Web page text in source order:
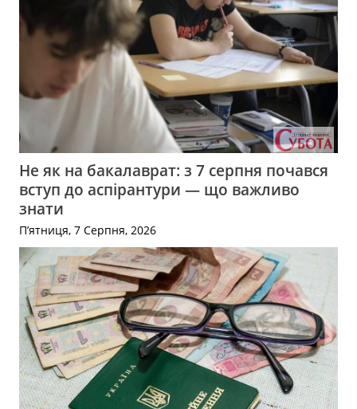
Не як на бакалаврат: з 7 серпня почався
вступ до аспірантури — що важливо
знати
П’ятниця, 7 Серпня, 2026